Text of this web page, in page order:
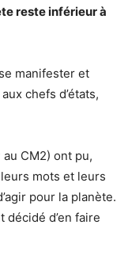
reste inférieur à
manifester et
chefs d’états,
CM2) ont pu,
mots et leurs
pour la planète.
décidé d’en faire